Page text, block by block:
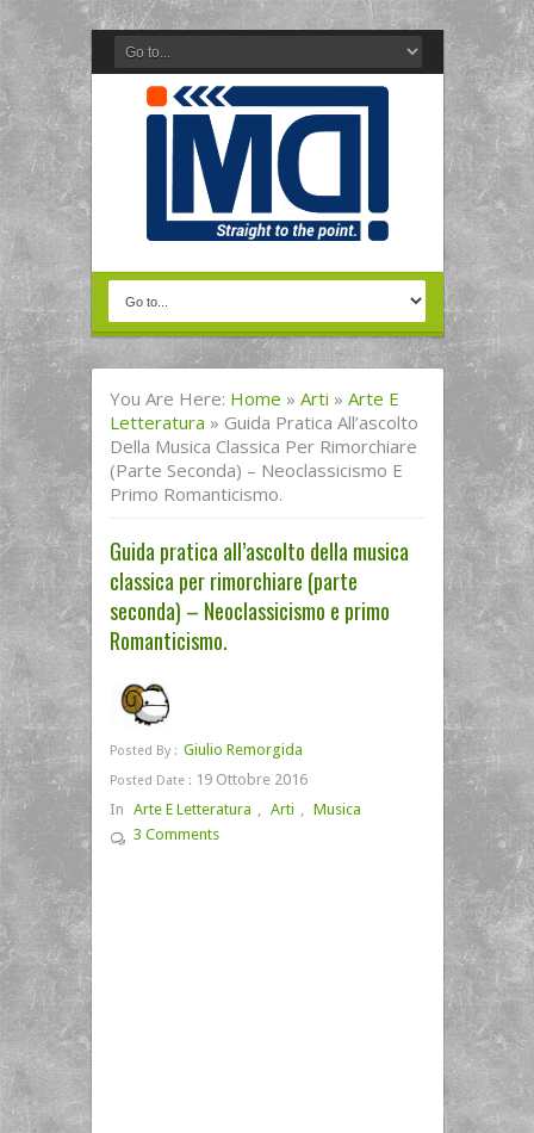
You Are Here: Home » Arti » Arte E
Letteratura » Guida Pratica All’ascolto
Della Musica Classica Per Rimorchiare
(parte Seconda) – Neoclassicismo E
Primo Romanticismo.
Guida pratica all’ascolto della musica
classica per rimorchiare (parte
seconda) – Neoclassicismo e primo
Romanticismo.
Posted By : Giulio Remorgida
Posted Date : 19 Ottobre 2016
In Arte E Letteratura , Arti , Musica
3 Comments